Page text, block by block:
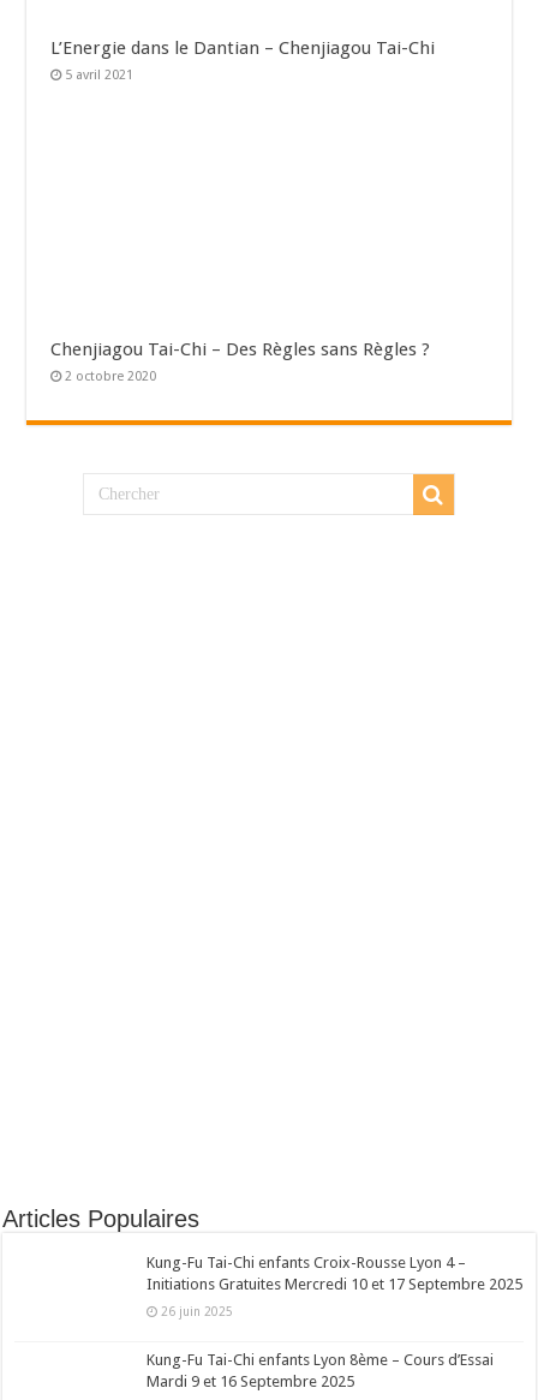
L’Energie dans le Dantian – Chenjiagou Tai-Chi
5 avril 2021
Chenjiagou Tai-Chi – Des Règles sans Règles ?
2 octobre 2020
Articles Populaires
Kung-Fu Tai-Chi enfants Croix-Rousse Lyon 4 –
Initiations Gratuites Mercredi 10 et 17 Septembre 2025
26 juin 2025
Kung-Fu Tai-Chi enfants Lyon 8ème – Cours d’Essai
Mardi 9 et 16 Septembre 2025